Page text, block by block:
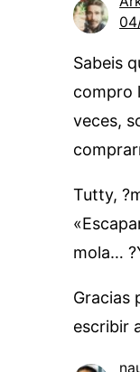
Sabeis
compro
veces,
Tutty,
mola…
Gracias
escribir